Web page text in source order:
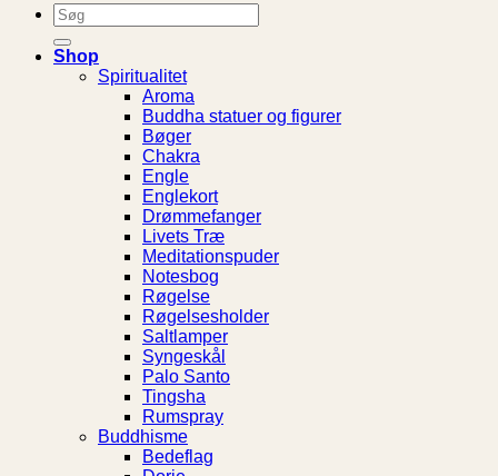
Søg
efter:
Shop
Spiritualitet
Aroma
Buddha statuer og figurer
Bøger
Chakra
Engle
Englekort
Drømmefanger
Livets Træ
Meditationspuder
Notesbog
Røgelse
Røgelsesholder
Saltlamper
Syngeskål
Palo Santo
Tingsha
Rumspray
Buddhisme
Bedeflag